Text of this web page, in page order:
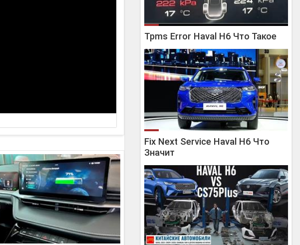
Tpms Error Haval H6 Что Такое
Fix Next Service Haval H6 Что
Значит